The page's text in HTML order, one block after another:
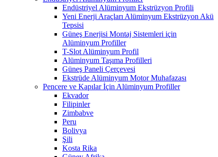
Endüstriyel Alüminyum Ekstrüzyon Profili
Yeni Enerji Araçları Alüminyum Ekstrüzyon Akü
Tepsisi
Güneş Enerjisi Montaj Sistemleri için
Alüminyum Profiller
T-Slot Alüminyum Profil
Alüminyum Taşıma Profilleri
Güneş Paneli Çerçevesi
Ekstrüde Alüminyum Motor Muhafazası
Pencere ve Kapılar İçin Alüminyum Profiller
Ekvador
Filipinler
Zimbabve
Peru
Bolivya
Şili
Kosta Rika